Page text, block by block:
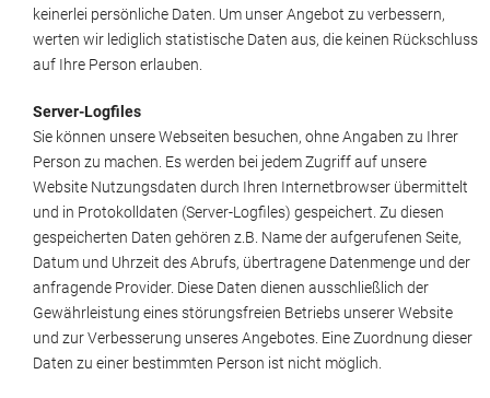
keinerlei persönliche Daten. Um unser Angebot zu verbessern,
werten wir lediglich statistische Daten aus, die keinen Rückschluss
auf Ihre Person erlauben.
Server-Logfiles
Sie können unsere Webseiten besuchen, ohne Angaben zu Ihrer
Person zu machen. Es werden bei jedem Zugriff auf unsere
Website Nutzungsdaten durch Ihren Internetbrowser übermittelt
und in Protokolldaten (Server-Logfiles) gespeichert. Zu diesen
gespeicherten Daten gehören z.B. Name der aufgerufenen Seite,
Datum und Uhrzeit des Abrufs, übertragene Datenmenge und der
anfragende Provider. Diese Daten dienen ausschließlich der
Gewährleistung eines störungsfreien Betriebs unserer Website
und zur Verbesserung unseres Angebotes. Eine Zuordnung dieser
Daten zu einer bestimmten Person ist nicht möglich.